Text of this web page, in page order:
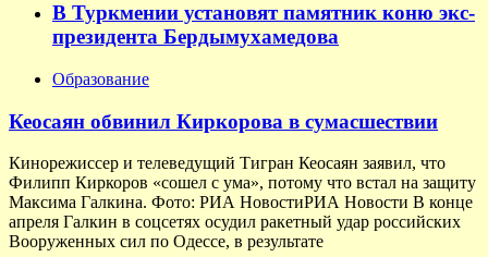
В Туркмении установят памятник коню экс-
президента Бердымухамедова
Образование
Кеосаян обвинил Киркорова в сумасшествии
Кинорежиссер и телеведущий Тигран Кеосаян заявил, что
Филипп Киркоров «сошел с ума», потому что встал на защиту
Максима Галкина. Фото: РИА НовостиРИА Новости В конце
апреля Галкин в соцсетях осудил ракетный удар российских
Вооруженных сил по Одессе, в результате